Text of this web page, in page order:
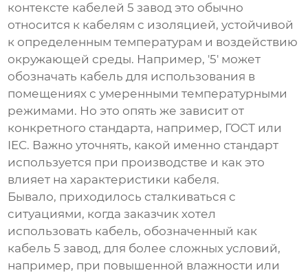
контексте кабелей 5 завод это обычно
относится к кабелям с изоляцией, устойчивой
к определенным температурам и воздействию
окружающей среды. Например, '5' может
обозначать кабель для использования в
помещениях с умеренными температурными
режимами. Но это опять же зависит от
конкретного стандарта, например, ГОСТ или
IEC. Важно уточнять, какой именно стандарт
используется при производстве и как это
влияет на характеристики кабеля.
Бывало, приходилось сталкиваться с
ситуациями, когда заказчик хотел
использовать кабель, обозначенный как
кабель 5 завод, для более сложных условий,
например, при повышенной влажности или